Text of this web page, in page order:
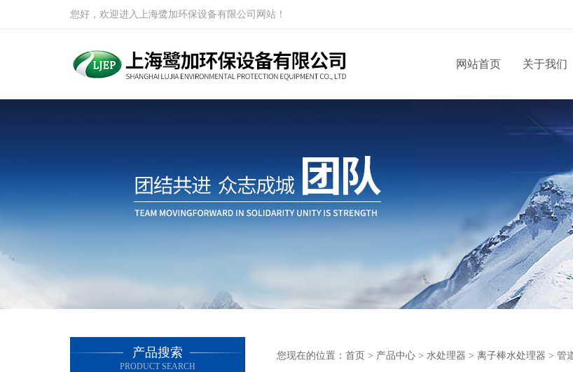
您好，欢迎进入上海鹭加环保设备有限公司网站！
网站首页 关于我们
产品搜索
PRODUCT SEARCH
您现在的位置： 首页 > 产品中心 > 水处理器 > 离子棒水处理器 > 管